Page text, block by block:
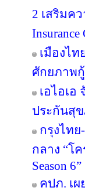
2 เสริมค
เมืองไ
ศักยภาพ
เอไอเอ
ประกันสุ
กรุงไท
กลาง “โค
Season 6”
คปภ. เผ